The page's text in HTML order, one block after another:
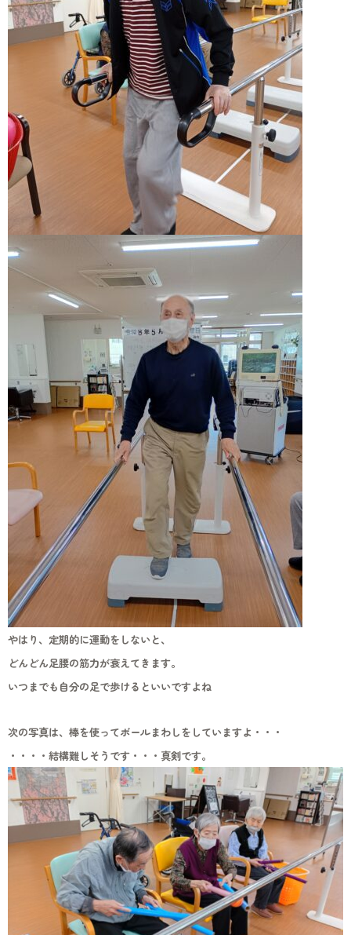
やはり、定期的に運動をしないと、
どんどん足腰の筋力が衰えてきます。
いつまでも自分の足で歩けるといいですよね
次の写真は、棒を使ってボールまわしをしていますよ・・・
・・・・結構難しそうです・・・真剣です。